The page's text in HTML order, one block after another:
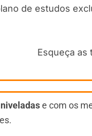
de estudos
Esqueça as
e com os